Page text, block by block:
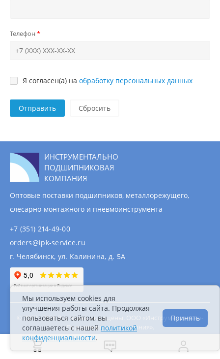
Телефон
Я согласен(а) на обработку персональных данных
Отправить
ИНСТРУМЕНТАЛЬНО
ПОДШИПНИКОВАЯ
КОМПАНИЯ
Оптовые поставки подшипников, металлорежущего,
слесарно-монтажного и пневмоинструмента
+7 (351) 214-49-00
orders@ipk-service.ru
г. Челябинск, ул. Калинина, д. 5А
© 2007 - 2026 Все права защищены. ООО «Инструментально-
Подшипниковая компания».
Информация на сайте не является публичной
Политика конфиденциальности
Мы используем cookies для
улучшения работы сайта. Продолжая
пользоваться сайтом, вы
соглашаетесь с нашей политикой
конфиденциальности.
Принять